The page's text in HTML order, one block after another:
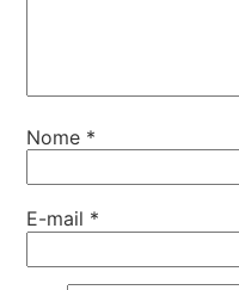
Nome *
E-mail *